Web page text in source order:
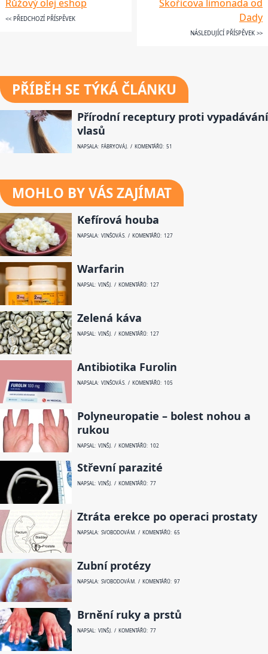
Růžový olej eshop
<< PŘEDCHOZÍ PŘÍSPĚVEK
Skořicova limonada od
Dady
NÁSLEDUJÍCÍ PŘÍSPĚVEK >>
PŘÍBĚH SE TÝKÁ ČLÁNKU
Přírodní receptury proti vypadávání
vlasů
NAPSALA: FÁBRYOVÁ J. / KOMENTÁŘŮ: 51
MOHLO BY VÁS ZAJÍMAT
Kefírová houba
NAPSALA: VINŠOVÁ S. / KOMENTÁŘŮ: 127
Warfarin
NAPSAL: VINŠ J. / KOMENTÁŘŮ: 127
Zelená káva
NAPSAL: VINŠ J. / KOMENTÁŘŮ: 127
Antibiotika Furolin
NAPSALA: VINŠOVÁ S. / KOMENTÁŘŮ: 105
Polyneuropatie – bolest nohou a
rukou
NAPSAL: VINŠ J. / KOMENTÁŘŮ: 102
Střevní parazité
NAPSAL: VINŠ J. / KOMENTÁŘŮ: 77
Ztráta erekce po operaci prostaty
NAPSALA: SVOBODOVÁ M. / KOMENTÁŘŮ: 65
Zubní protézy
NAPSALA: SVOBODOVÁ M. / KOMENTÁŘŮ: 97
Brnění ruky a prstů
NAPSAL: VINŠ J. / KOMENTÁŘŮ: 77